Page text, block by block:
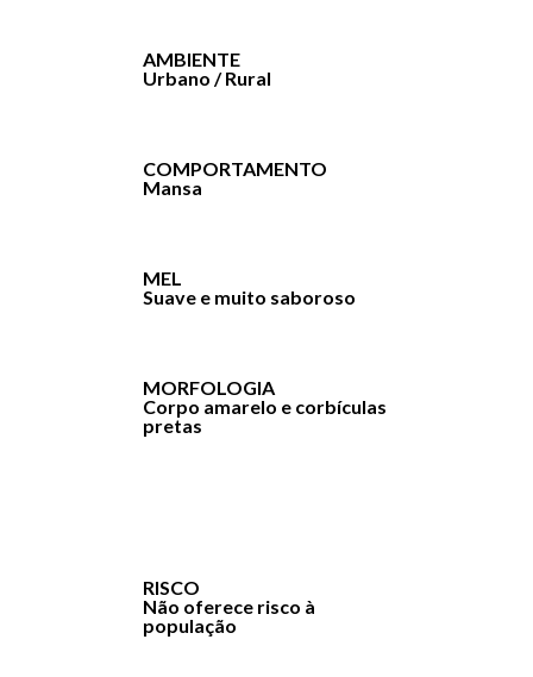
AMBIENTE
Urbano / Rural
COMPORTAMENTO
Mansa
MEL
Suave e muito saboroso
MORFOLOGIA
Corpo amarelo e corbículas
pretas
RISCO
Não oferece risco à
população